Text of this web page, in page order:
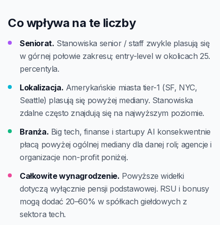
Co wpływa na te liczby
Seniorat. Stanowiska senior / staff zwykle plasują się
w górnej połowie zakresu; entry-level w okolicach 25.
percentyla.
Lokalizacja. Amerykańskie miasta tier-1 (SF, NYC,
Seattle) plasują się powyżej mediany. Stanowiska
zdalne często znajdują się na najwyższym poziomie.
Branża. Big tech, finanse i startupy AI konsekwentnie
płacą powyżej ogólnej mediany dla danej roli; agencje i
organizacje non-profit poniżej.
Całkowite wynagrodzenie. Powyższe widełki
dotyczą wyłącznie pensji podstawowej. RSU i bonusy
mogą dodać 20–60% w spółkach giełdowych z
sektora tech.